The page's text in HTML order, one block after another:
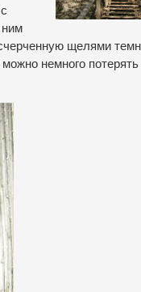
ним
щелями
немного потерять